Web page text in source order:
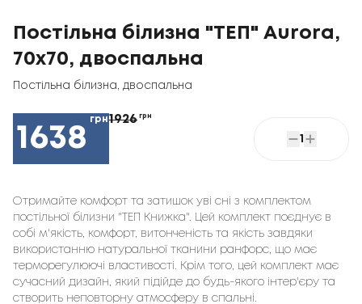
Постільна білизна "ТЕП" Aurora,
70x70, двоспальна
Постільна білизна двоспальна
1638
грн1926 грн
1
Отримайте комфорт та затишок уві сні з комплектом
постільної білизни "ТЕП Книжка". Цей комплект поєднує в
собі м'якість, комфорт, витонченість та якість завдяки
використанню натуральної тканини ранфорс, що має
терморегулюючі властивості. Крім того, цей комплект має
сучасний дизайн, який підійде до будь-якого інтер'єру та
створить неповторну атмосферу в спальні.